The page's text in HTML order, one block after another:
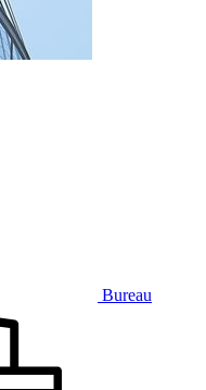
Bureau